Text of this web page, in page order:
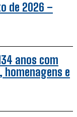
de 2026 –
anos com
homenagens e